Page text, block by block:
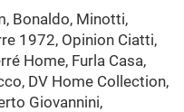
Bonaldo, Minotti,
1972, Opinion Ciatti,
Home, Furla Casa,
DV Home Collection,
Giovannini,